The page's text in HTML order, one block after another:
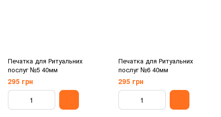
Печатка для Ритуальних
послуг №5 40мм
295 грн
Печатка для Ритуальних
послуг №6 40мм
295 грн